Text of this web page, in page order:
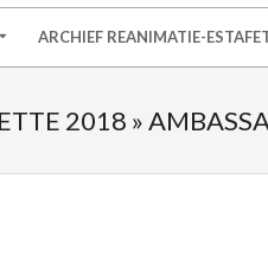
ARCHIEF REANIMATIE-
2018 »